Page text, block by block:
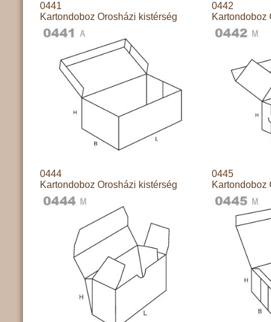
0441
Kartondoboz Orosházi kistérség
0442
Kartondoboz
0444
Kartondoboz Orosházi kistérség
0445
Kartondoboz